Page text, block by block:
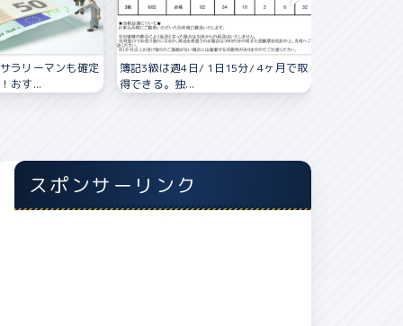
ラリーマンも確定
おす...
簿記3級は週4日/ 1日15分/ 4ヶ月で取
得できる。独...
スポンサーリンク